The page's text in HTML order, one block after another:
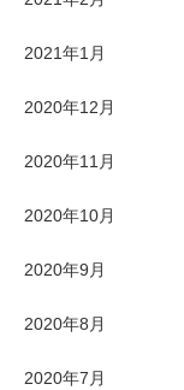
2021年1月
2020年12月
2020年11月
2020年10月
2020年9月
2020年8月
2020年7月